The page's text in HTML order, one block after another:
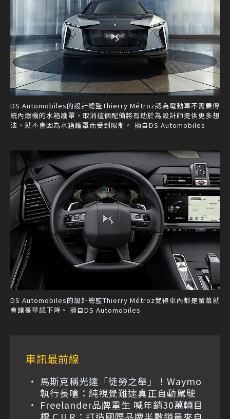
DS Automobiles的設計總監Thierry Métroz認為電動車不需要傳
統內燃機的水箱護罩，取消這個配備將有助於為設計師提供更多想
法，就不會因為水箱護罩而受到限制。 摘自DS Automobiles
DS Automobiles的設計總監Thierry Métroz覺得車內都是螢幕就
會讓豪華感下降。 摘自DS Automobiles
車訊最前線
馬斯克稱光達「徒勞之舉」！Waymo
執行長嗆：純視覺難達真正自動駕駛
Freelander品牌重生 喊年銷30萬輛目